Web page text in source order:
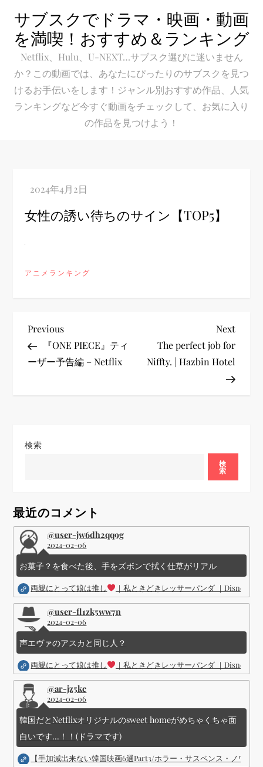
content
サブスクでドラマ・映画・動画
を満喫！おすすめ＆ランキング
Netflix、Hulu、U-NEXT…サブスク選びに迷いません
か？この動画では、あなたにぴったりのサブスクを見つ
けるお手伝いをします！ジャンル別おすすめ作品、人気
ランキングなど今すぐ動画をチェックして、お気に入り
の作品を見つけよう！
女性の誘い待ちのサイン【TOP5】
アニメランキング
投
稿
ゲ
シ
ョ
ン
Previous
Post
Previous
『ONE PIECE』ティ
ーザー予告編 – Netflix
Next
Post
Next
The perfect job for
Niffty. | Hazbin Hotel
検索
検
索
最近のコメント
@user-jw6dh2qq9g
2024-02-06
お菓子？を食べた後、手をズボンで拭く仕草がリアル
両親にとって娘は推し ｜私ときどきレッサーパンダ ｜Disney (
@user-fl1zk5ww7n
2024-02-06
声エヴァのアスカと同じ人？
両親にとって娘は推し ｜私ときどきレッサーパンダ ｜Disney (
@ar-jz5kc
2024-02-06
韓国だとNetflixオリジナルのsweet homeがめちゃくちゃ面
白いです...！！(ドラマです)
【手加減出来ない韓国映画6選Part3/ホラー・サスペンス・ノワー